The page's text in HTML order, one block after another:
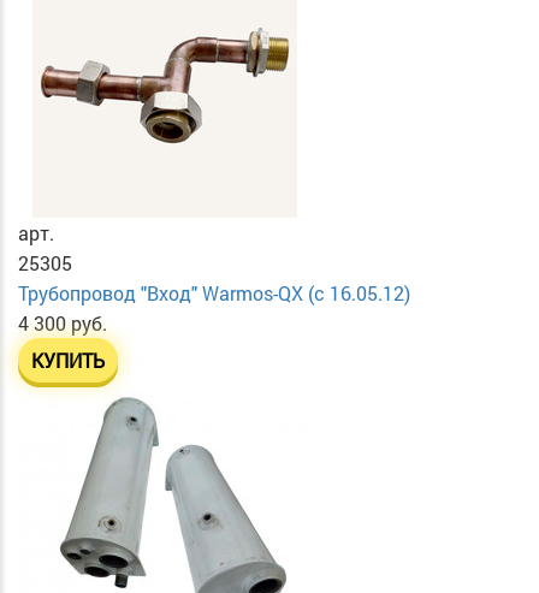
арт.
25305
Трубопровод "Вход" Warmos-QX (с 16.05.12)
4 300 руб.
КУПИТЬ